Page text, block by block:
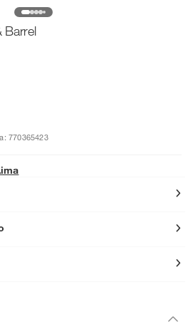
Barrel
770365423